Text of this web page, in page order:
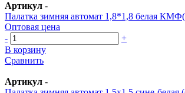
Артикул -
Палатка зимняя автомат 1,8*1,8 белая
Оптовая цена
-
+
В корзину
Сравнить
Артикул -